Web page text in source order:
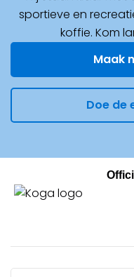
sportieve en
koffie. Kom
Maak
Doe de